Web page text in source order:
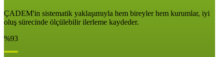
ÇADEM'in sistematik yaklaşımıyla hem bireyler hem kurumlar, iyi
oluş sürecinde ölçülebilir ilerleme kaydeder.
%93